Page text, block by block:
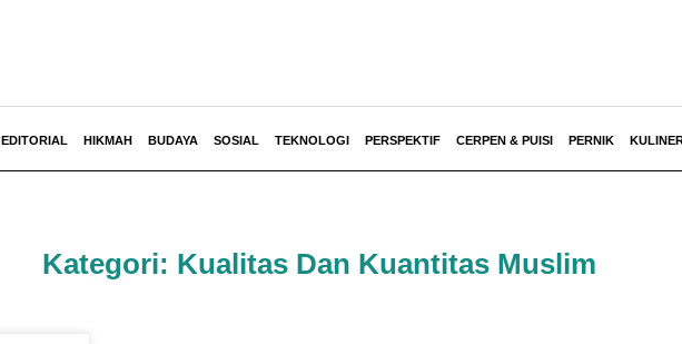
EDITORIAL HIKMAH BUDAYA SOSIAL TEKNOLOGI PERSPEKTIF CERPEN & PUISI PERNIK
Kategori: Kualitas Dan Kuantitas Muslim